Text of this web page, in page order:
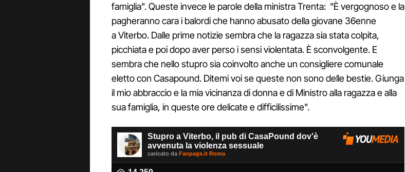
famiglia". Queste invece le parole della ministra Trenta: "È vergognoso e la
pagheranno cara i balordi che hanno abusato della giovane 36enne
a Viterbo. Dalle prime notizie sembra che la ragazza sia stata colpita,
picchiata e poi dopo aver perso i sensi violentata. È sconvolgente. E
sembra che nello stupro sia coinvolto anche un consigliere comunale
eletto con Casapound. Ditemi voi se queste non sono delle bestie. Giunga
il mio abbraccio e la mia vicinanza di donna e di Ministro alla ragazza e alla
sua famiglia, in queste ore delicate e difficilissime".